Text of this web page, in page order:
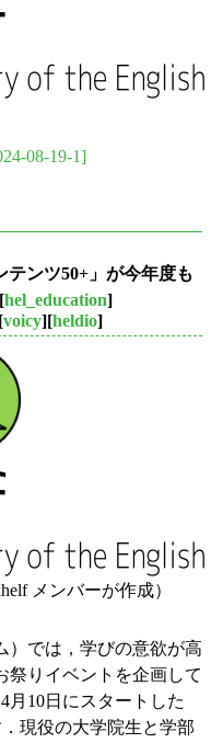
08-19-1]
テンツ50+」が今年度も
hel_education]
voicy][heldio]
メンバーが作成）
）では，学びの意欲が高
祭りイベントを企画して
月10日にスタートした
現役の大学院生と学部